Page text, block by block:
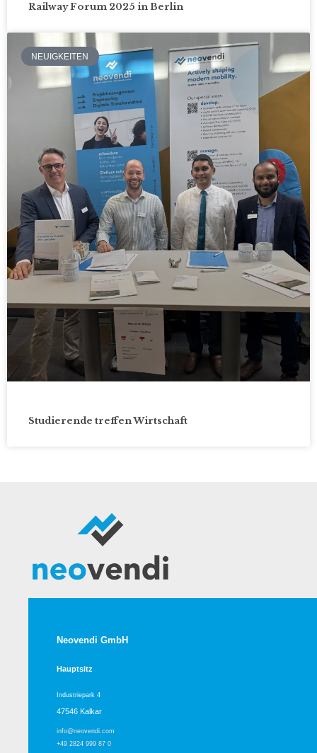
Railway Forum 2025 in Berlin
NEUIGKEITEN
Studierende treffen Wirtschaft
Neovendi GmbH
Hauptsitz
Industriepark 4
47546 Kalkar
info@neovendi.com
+49 2824 999 87 0